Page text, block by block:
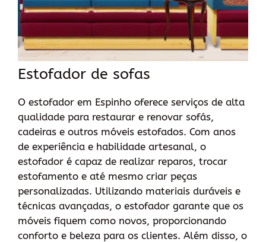
Estofador de sofas
O estofador em Espinho oferece serviços de alta
qualidade para restaurar e renovar sofás,
cadeiras e outros móveis estofados. Com anos
de experiência e habilidade artesanal, o
estofador é capaz de realizar reparos, trocar
estofamento e até mesmo criar peças
personalizadas. Utilizando materiais duráveis e
técnicas avançadas, o estofador garante que os
móveis fiquem como novos, proporcionando
conforto e beleza para os clientes. Além disso, o